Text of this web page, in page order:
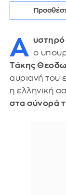
Α ο
Τάκης
αυριανή του
η ελληνική
στα σύνορά